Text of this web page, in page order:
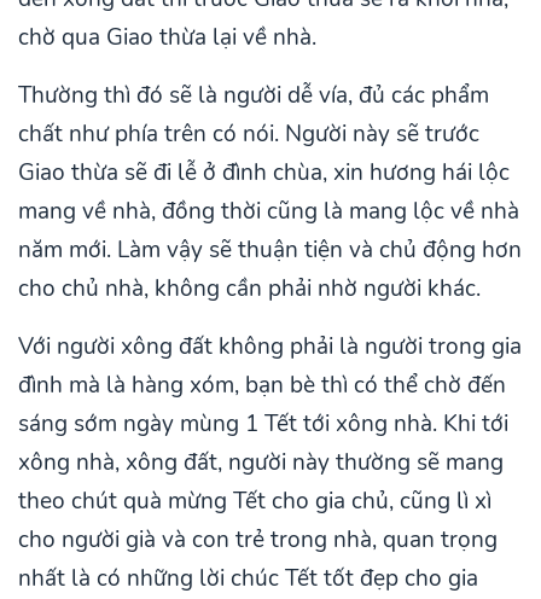
chờ qua Giao thừa lại về nhà.
Thường thì đó sẽ là người dễ vía, đủ các phẩm
chất như phía trên có nói. Người này sẽ trước
Giao thừa sẽ đi lễ ở đình chùa, xin hương hái lộc
mang về nhà, đồng thời cũng là mang lộc về nhà
năm mới. Làm vậy sẽ thuận tiện và chủ động hơn
cho chủ nhà, không cần phải nhờ người khác.
Với người xông đất không phải là người trong gia
đình mà là hàng xóm, bạn bè thì có thể chờ đến
sáng sớm ngày mùng 1 Tết tới xông nhà. Khi tới
xông nhà, xông đất, người này thường sẽ mang
theo chút quà mừng Tết cho gia chủ, cũng lì xì
cho người già và con trẻ trong nhà, quan trọng
nhất là có những lời chúc Tết tốt đẹp cho gia